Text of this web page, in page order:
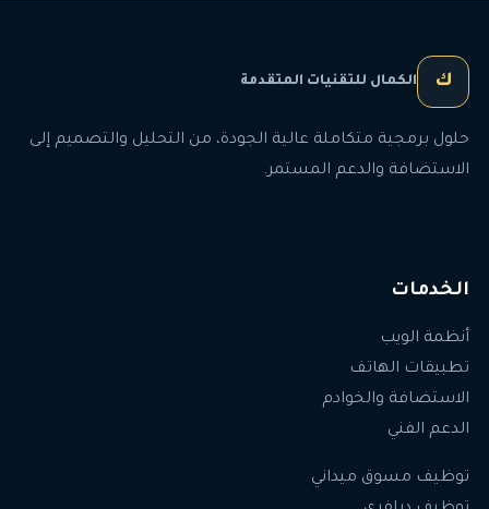
ك الكمال للتقنيات المتقدمة
حلول برمجية متكاملة عالية الجودة، من التحليل والتصميم إلى
الاستضافة والدعم المستمر.
الخدمات
أنظمة الويب
تطبيقات الهاتف
الاستضافة والخوادم
الدعم الفني
توظيف مسوق ميداني